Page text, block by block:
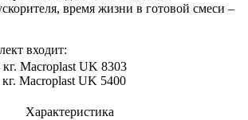
время жизни в готовой смеси –
входит:
Macroplast UK 8303
Macroplast UK 5400
Характеристика